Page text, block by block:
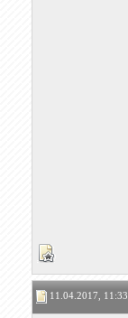
11.04.2017, 11:33